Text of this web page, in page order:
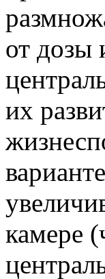
от дозы
их
камере